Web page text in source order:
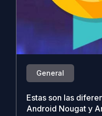
General
Estas son las
Android Nougat y